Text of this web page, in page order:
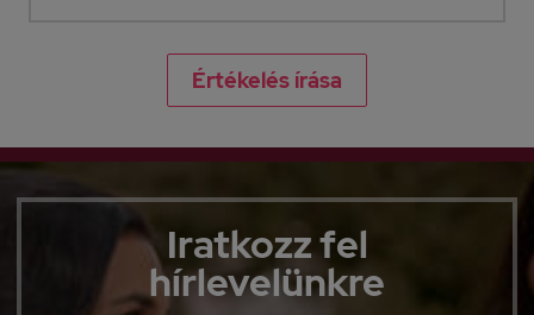
Értékelés írása
Iratkozz fel
hírlevelünkre